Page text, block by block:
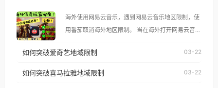
像其他音乐平台一样，出现地区及版权限制问题，且
仅能在中国大陆地区播放。 遇到这个问题的朋友们，
台湾、美国、加拿大、澳大利亚、欧洲等国家和地区
海外使用网易云音乐，遇到网易云音乐地区限制，使
用番茄取消海外地区限制。 当在海外打开网易云音
播放”的提示语。 海外用户如香港、澳门、台湾、美
如何突破爱奇艺地域限制 03-22
如何突破喜马拉雅地域限制 03-22